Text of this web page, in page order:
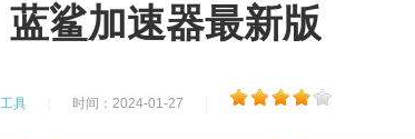
蓝鲨加速器最新版
工具 时间：2024-01-27